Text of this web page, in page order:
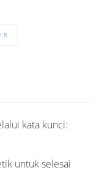
kata kunci:
untuk selesai